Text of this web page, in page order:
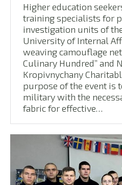
Higher education
training specialists for
investigation units of
University of Internal
weaving camouflage
Culinary Hundred” and
Kropivnychany
purpose of the event is
military with the
fabric for effective…